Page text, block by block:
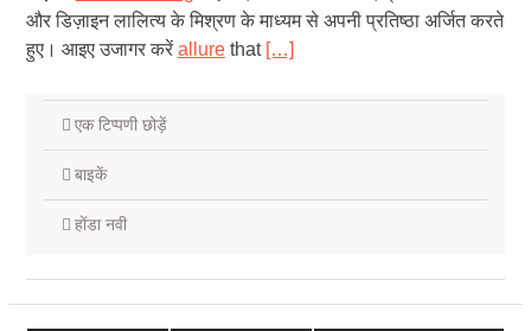
और डिज़ाइन लालित्य के मिश्रण के माध्यम से अपनी प्रतिष्ठा अर्जित करते
हुए। आइए उजागर करें allurethat […]
एक टिप्पणी छोड़ें
बाइकें
होंडा नवी